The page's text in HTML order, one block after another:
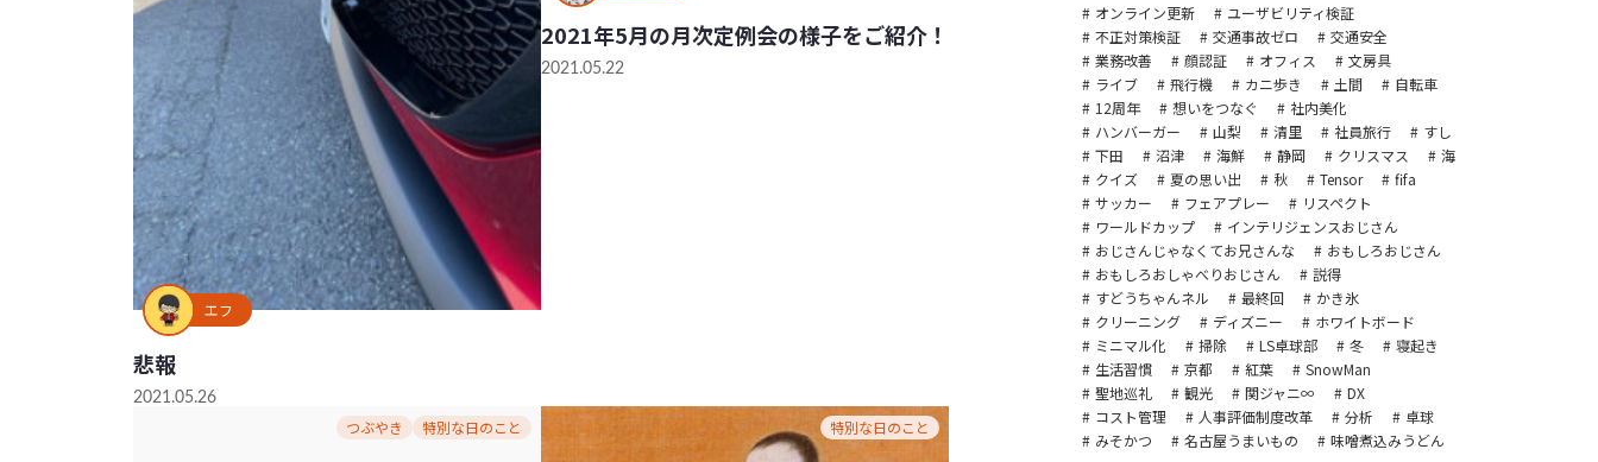
エフ
悲報
2021.05.26
2021年5月の月次定例会の様子をご紹介！
2021.05.22
つぶやき 特別な日のこと 特別な日のこと
オンライン更新
ユーザビリティ検証
不正対策検証
交通事故ゼロ
交通安全
業務改善
顔認証 オフィス
文房具
ライブ
飛行機 カニ歩き 土間
自転車
12周年
想いをつなぐ
社内美化
ハンバーガー
山梨 清里 社員旅行
すし
下田
沼津 海鮮 静岡 クリスマス
海
クイズ
夏の思い出 秋 Tensor
fifa
サッカー
フェアプレー
リスペクト
ワールドカップ
インテリジェンスおじさん
おじさんじゃなくてお兄さんな
おもしろおじさん
おもしろおしゃべりおじさん
説得
すどうちゃんネル
最終回
かき氷
クリーニング
ディズニー
ホワイトボード
ミニマル化
掃除 LS卓球部 冬
寝起き
生活習慣
京都 紅葉
SnowMan
聖地巡礼
観光 関ジャニ∞
DX
コスト管理
人事評価制度改革 分析
卓球
みそかつ
名古屋うまいもの 味噌煮込みうどん